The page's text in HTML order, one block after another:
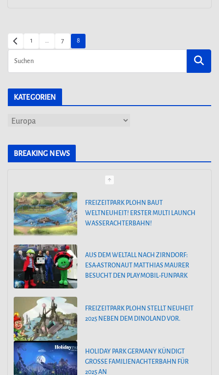
SEITENNUMMERIERUNG
DER
BEITRÄGE
1 … 7 8
KATEGORIEN
K
BREAKING NEWS
FREIZEITPARK PLOHN BAUT
WELTNEUHEIT! ERSTER MULTI LAUNCH
WASSERACHTERBAHN!
AUS DEM WELTALL NACH ZIRNDORF:
ESA-ASTRONAUT MATTHIAS MAURER
BESUCHT DEN PLAYMOBIL-FUNPARK
FREIZEITPARK PLOHN STELLT NEUHEIT
2025 NEBEN DEM DINOLAND VOR.
HOLIDAY PARK GERMANY KÜNDIGT
GROSSE FAMILIENACHTERBAHN FÜR 2
025 AN